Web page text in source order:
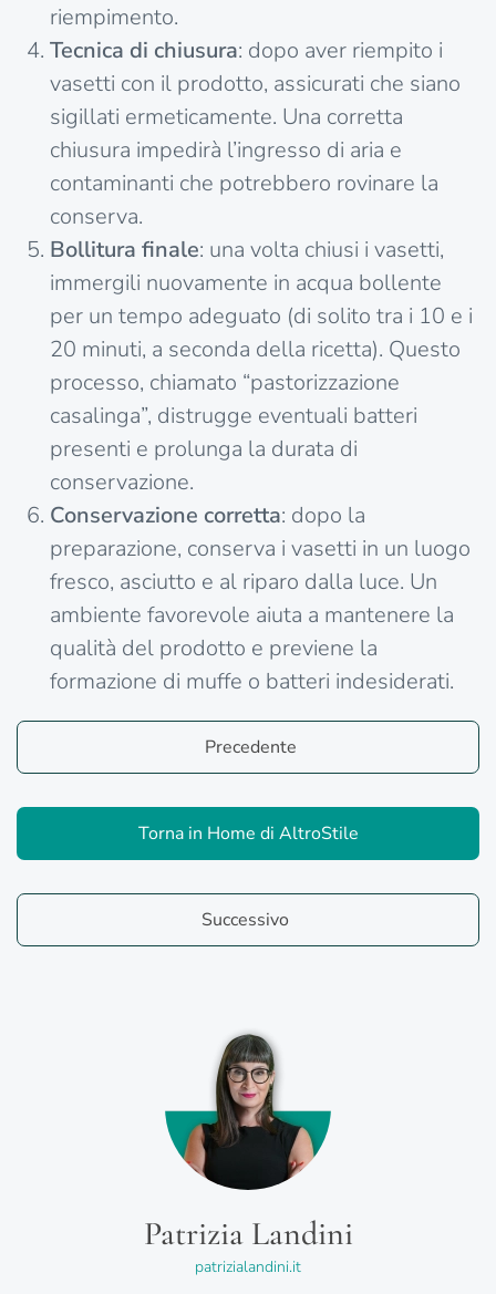
riempimento.
Tecnica di chiusura: dopo aver riempito i
vasetti con il prodotto, assicurati che siano
sigillati ermeticamente. Una corretta
chiusura impedirà l’ingresso di aria e
contaminanti che potrebbero rovinare la
conserva.
Bollitura finale: una volta chiusi i vasetti,
immergili nuovamente in acqua bollente
per un tempo adeguato (di solito tra i 10 e i
20 minuti, a seconda della ricetta). Questo
processo, chiamato “pastorizzazione
casalinga”, distrugge eventuali batteri
presenti e prolunga la durata di
conservazione.
Conservazione corretta: dopo la
preparazione, conserva i vasetti in un luogo
fresco, asciutto e al riparo dalla luce. Un
ambiente favorevole aiuta a mantenere la
qualità del prodotto e previene la
formazione di muffe o batteri indesiderati.
Precedente
Torna in Home di AltroStile
Successivo
Patrizia Landini
patrizialandini.it